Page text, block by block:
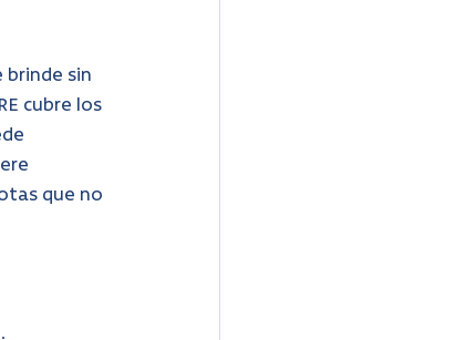
brinde sin
cubre los
que no